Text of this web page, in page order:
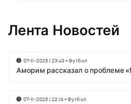
Лента Новостей
07-11-2025 | 23:43 •Футбол
Аморим рассказал о проблеме
07-11-2025 | 22:16•Футбол